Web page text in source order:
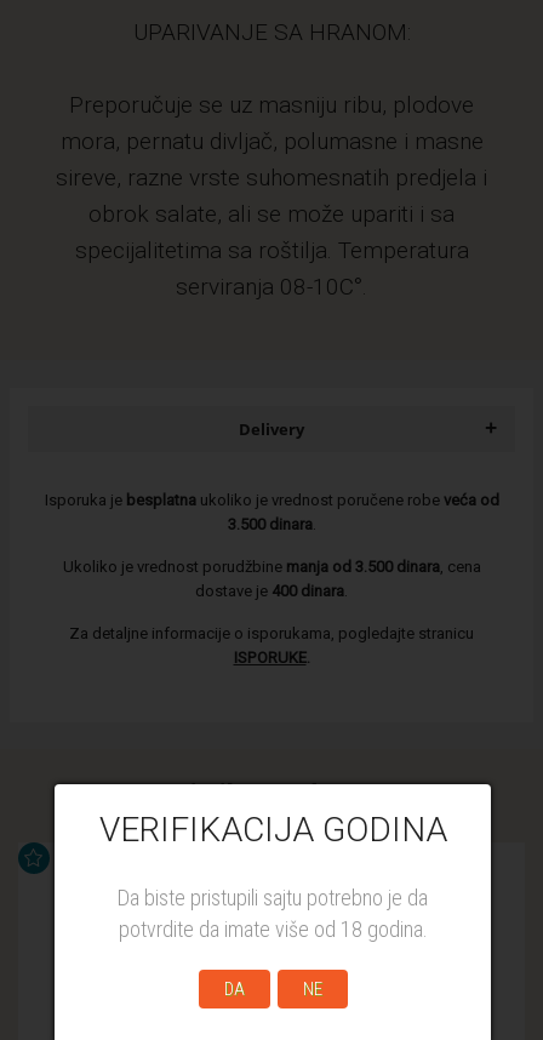
VERIFIKACIJA GODINA
Da biste pristupili sajtu potrebno je da
potvrdite da imate više od 18 godina.
DA NE
UPARIVANJE SA HRANOM:
Preporučuje se uz masniju ribu, plodove
mora, pernatu divljač, polumasne i masne
sireve, razne vrste suhomesnatih predjela i
obrok salate, ali se može upariti i sa
specijalitetima sa roštilja. Temperatura
serviranja 08-10C°.
Delivery +
Isporuka je besplatna ukoliko je vrednost poručene robe veća od
3.500 dinara.
Ukoliko je vrednost porudžbine manja od 3.500 dinara, cena
dostave je 400 dinara
Za detaljne informacije o isporukama, pogledajte stranicu
ISPORUKE.
Similar products